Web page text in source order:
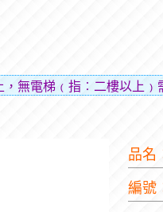
︰二樓以上﹚需補貼樓層
品名
編號